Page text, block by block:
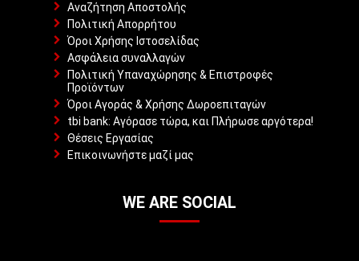
Αναζήτηση Αποστολής
Πολιτική Απορρήτου
Όροι Χρήσης Ιστοσελίδας
Ασφάλεια συναλλαγών
Πολιτική Υπαναχώρησης & Επιστροφές
Προϊόντων
Όροι Αγοράς & Χρήσης Δωροεπιταγών
tbi bank: Αγόρασε τώρα, και Πλήρωσε αργότερα!
Θέσεις Εργασίας
Επικοινωνήστε μαζί μας
WE ARE SOCIAL